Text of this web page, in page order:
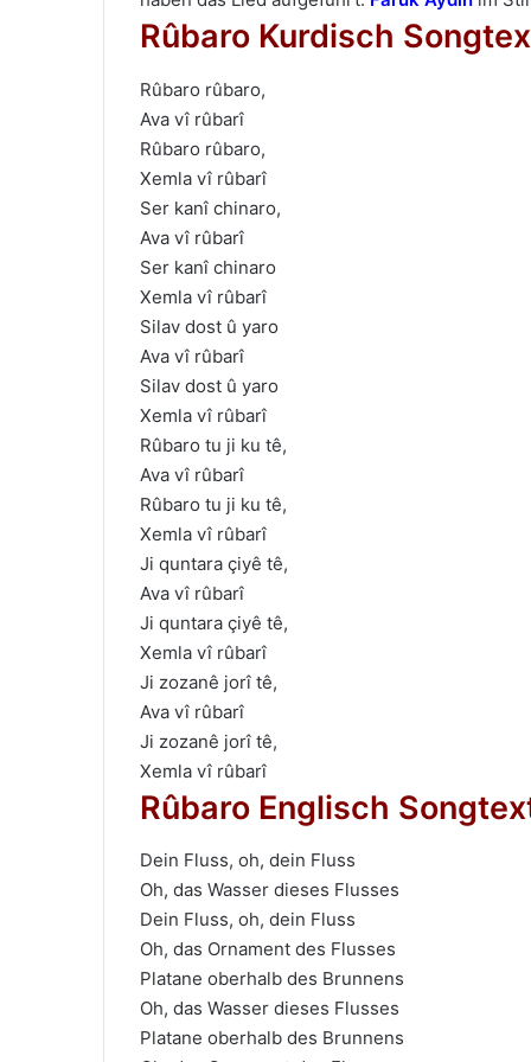
Rûbaro Kurdisch
Rûbaro rûbaro,
Ava vî rûbarî
Rûbaro rûbaro,
Xemla vî rûbarî
Ser kanî chinaro,
Ava vî rûbarî
Ser kanî chinaro
Xemla vî rûbarî
Silav dost û yaro
Ava vî rûbarî
Silav dost û yaro
Xemla vî rûbarî
Rûbaro tu ji ku tê,
Ava vî rûbarî
Rûbaro tu ji ku tê,
Xemla vî rûbarî
Ji quntara çiyê tê,
Ava vî rûbarî
Ji quntara çiyê tê,
Xemla vî rûbarî
Ji zozanê jorî tê,
Ava vî rûbarî
Ji zozanê jorî tê,
Xemla vî rûbarî
Rûbaro Englisch
Dein Fluss, oh, dein Fluss
Oh, das Wasser dieses Flusses
Dein Fluss, oh, dein Fluss
Oh, das Ornament des Flusses
Platane oberhalb des Brunnens
Oh, das Wasser dieses Flusses
Platane oberhalb des Brunnens